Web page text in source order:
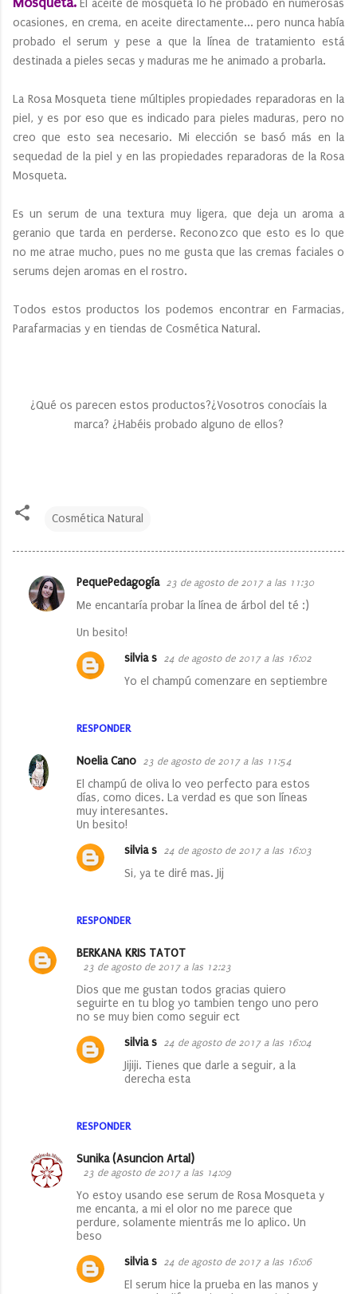
El aceite de mosqueta lo he probado en numerosas
ocasiones, en crema, en aceite directamente... pero nunca había
probado el serum y pese a que la línea de tratamiento está
destinada a pieles secas y maduras me he animado a probarla.
La Rosa Mosqueta tiene múltiples propiedades reparadoras en la
piel, y es por eso que es indicado para pieles maduras, pero no
creo que esto sea necesario. Mi elección se basó más en la
sequedad de la piel y en las propiedades reparadoras de la Rosa
Mosqueta.
Es un serum de una textura muy ligera, que deja un aroma a
geranio que tarda en perderse. Reconozco que esto es lo que
no me atrae mucho, pues no me gusta que las cremas faciales o
serums dejen aromas en el rostro.
Todos estos productos los podemos encontrar en Farmacias,
Parafarmacias y en tiendas de Cosmética Natural.
¿Qué os parecen estos productos?¿Vosotros conocíais la
marca? ¿Habéis probado alguno de ellos?
Cosmética Natural
C
i
o
PequePedagogía 23 de agosto de 2017 a las 11:30
Me encantaría probar la línea de árbol del té :)
Un besito!
RESPONDER
silvia s 24 de agosto de 2017 a las 16:02
Yo el champú comenzare en septiembre
Noelia Cano 23 de agosto de 2017 a las 11:54
El champú de oliva lo veo perfecto para estos
días, como dices. La verdad es que son líneas
muy interesantes.
Un besito!
RESPONDER
silvia s 24 de agosto de 2017 a las 16:03
Si, ya te diré mas. Jij
BERKANA KRIS TATOT
23 de agosto de 2017 a las 12:23
Dios que me gustan todos gracias quiero
seguirte en tu blog yo tambien tengo uno pero
no se muy bien como seguir ect
RESPONDER
silvia s 24 de agosto de 2017 a las 16:04
Jijiji. Tienes que darle a seguir, a la
derecha esta
Sunika (Asuncion Artal)
23 de agosto de 2017 a las 14:09
Yo estoy usando ese serum de Rosa Mosqueta y
me encanta, a mi el olor no me parece que
perdure, solamente mientrás me lo aplico. Un
beso
silvia s
24 de agosto de 2017 a las 16:06
El serum hice la prueba en las manos y